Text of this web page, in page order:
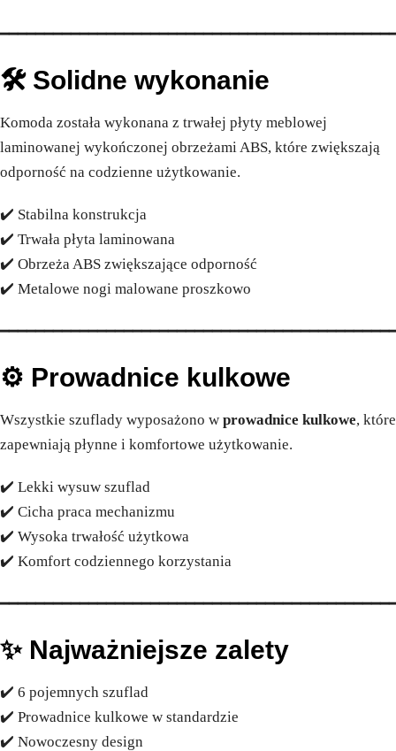
🛠️ Solidne wykonanie
Komoda została wykonana z trwałej płyty meblowej
laminowanej wykończonej obrzeżami ABS, które zwiększają
odporność na codzienne użytkowanie.
✔️ Stabilna konstrukcja
✔️ Trwała płyta laminowana
✔️ Obrzeża ABS zwiększające odporność
✔️ Metalowe nogi malowane proszkowo
⚙️ Prowadnice kulkowe
Wszystkie szuflady wyposażono w prowadnice kulkowe, które
zapewniają płynne i komfortowe użytkowanie.
✔️ Lekki wysuw szuflad
✔️ Cicha praca mechanizmu
✔️ Wysoka trwałość użytkowa
✔️ Komfort codziennego korzystania
✨ Najważniejsze zalety
✔️ 6 pojemnych szuflad
✔️ Prowadnice kulkowe w standardzie
✔️ Nowoczesny design